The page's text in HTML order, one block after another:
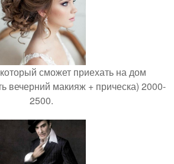
сможет приехать на дом
вечерний макияж + прическа) 2000-
2500.